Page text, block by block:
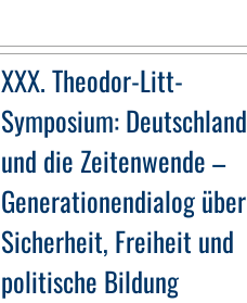
XXX. Theodor-Litt-
Symposium: Deutschland
und die Zeitenwende –
Generationendialog über
Sicherheit, Freiheit und
politische Bildung